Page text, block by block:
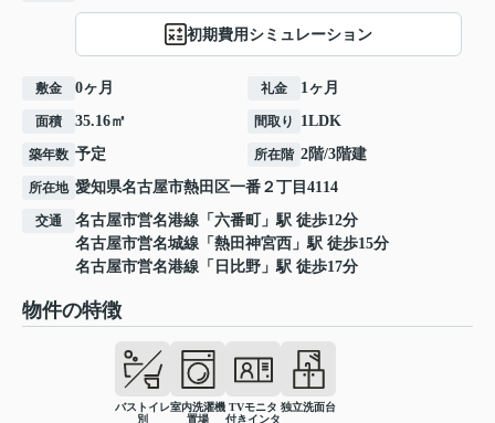
初期費用シミュレーション
敷金 0ヶ月 礼金 1ヶ月
面積 35.16㎡ 間取り 1LDK
築年数 予定 所在階 2階/3階建
所在地 愛知県名古屋市熱田区一番 ２丁目4114
交通 名古屋市営名港線 「 六番町
」駅 徒歩12分
名古屋市営名城線 「 熱田神宮西 」駅 徒歩15分
名古屋市営名港線 「 日比野 」駅 徒歩17分
物件の特徴
バストイレ
別
室内洗濯機
置場
TVモニタ
付きインタ
独立洗面台